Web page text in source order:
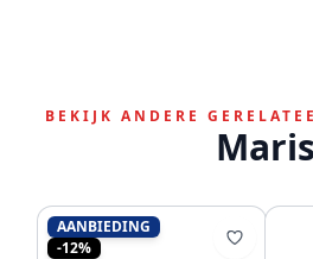
BEKIJK ANDERE
Maris
AANBIEDING
-12%